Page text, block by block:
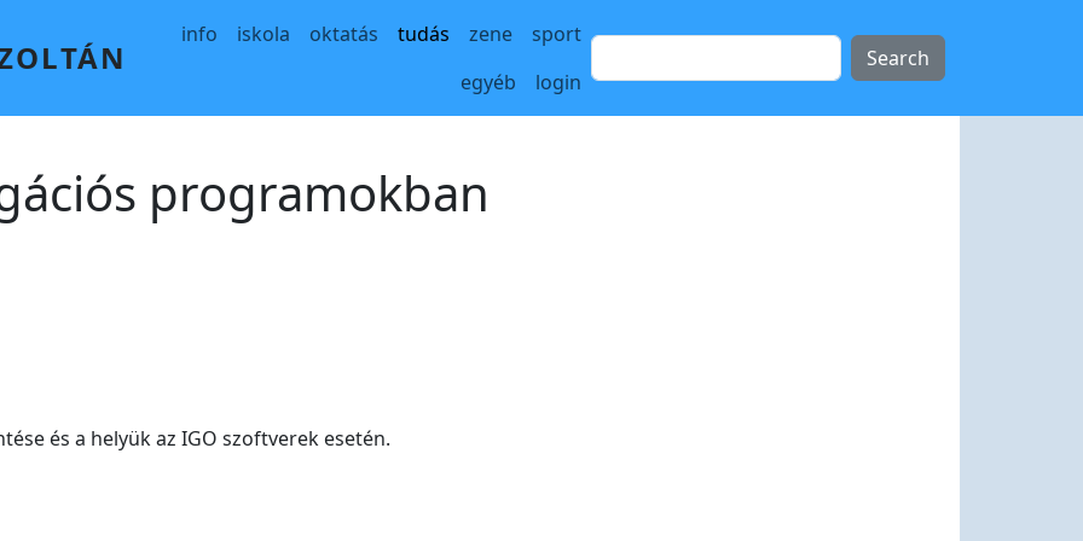
Main navigation
info iskola oktatás tudás zene
sport
egyéb
login
programokban
és a helyük az IGO szoftverek esetén.